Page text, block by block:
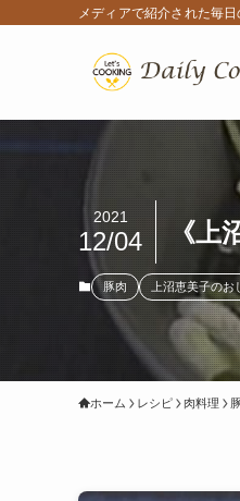
メディアで紹介された毎
《
2021
12/04
豚肉 上沼恵美子の
ホーム レシピ 肉料理